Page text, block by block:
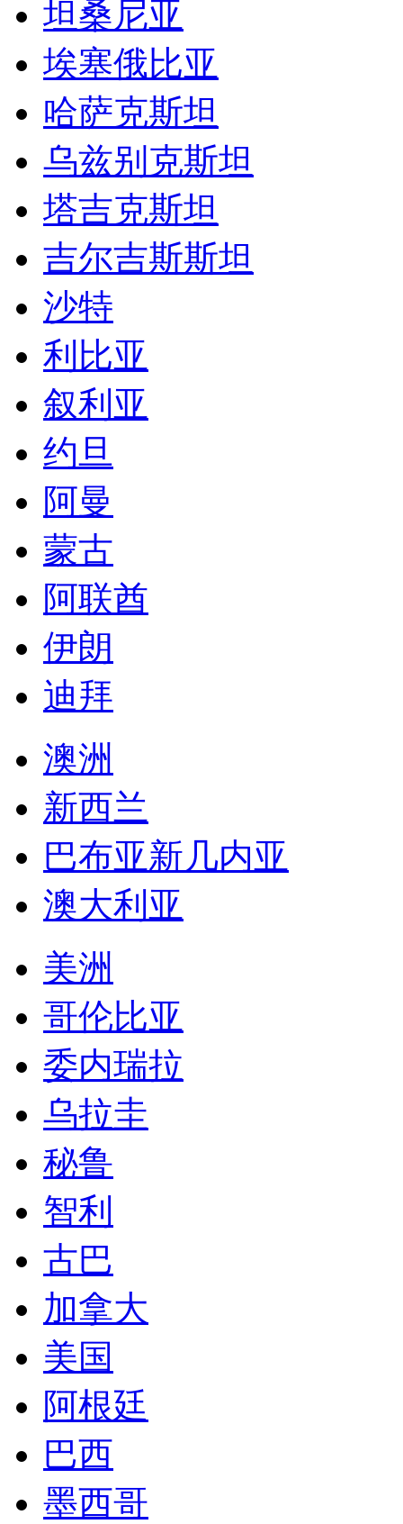
坦桑尼亚
埃塞俄比亚
哈萨克斯坦
乌兹别克斯坦
塔吉克斯坦
吉尔吉斯斯坦
沙特
利比亚
叙利亚
约旦
阿曼
蒙古
阿联酋
伊朗
迪拜
澳洲
新西兰
巴布亚新几内亚
澳大利亚
美洲
哥伦比亚
委内瑞拉
乌拉圭
秘鲁
智利
古巴
加拿大
美国
阿根廷
巴西
墨西哥